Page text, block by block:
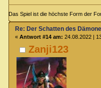
Das Spiel ist die höchste Form der
Zanji123
Re: Der Schatten des
« Antwort #14 am: 24.08.2022 |